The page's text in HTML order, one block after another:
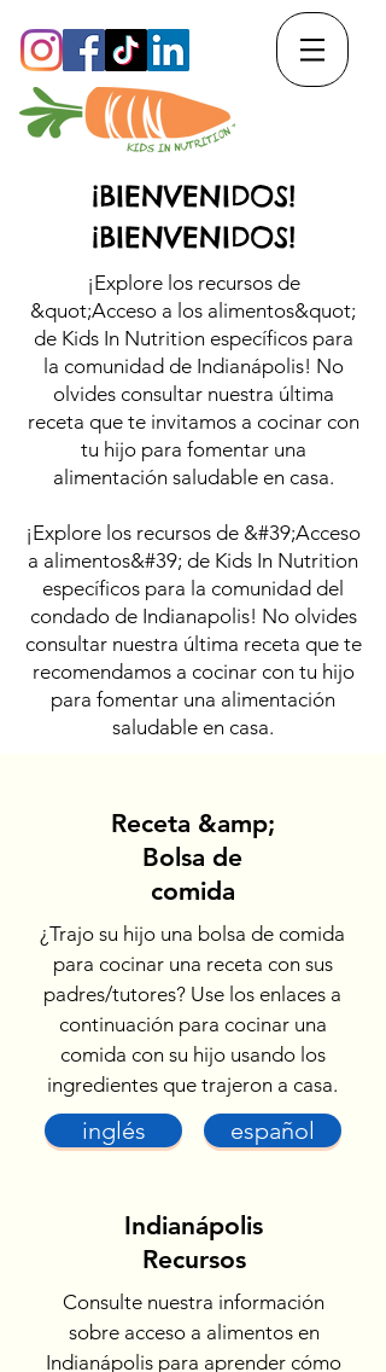
¡BIENVENIDOS!
¡BIENVENIDOS!
¡Explore los recursos de
&quot;Acceso a los alimentos&quot;
de Kids In Nutrition específicos para
la comunidad de Indianápolis! No
olvides consultar nuestra última
receta que te invitamos a cocinar con
tu hijo para fomentar una
alimentación saludable en casa.
¡Explore los recursos de &#39;Acceso
a alimentos&#39; de Kids In Nutrition
específicos para la comunidad del
condado de Indianapolis! No olvides
consultar nuestra última receta que te
recomendamos a cocinar con tu hijo
para fomentar una alimentación
saludable en casa.
Receta &amp;
Bolsa de
comida
¿Trajo su hijo una bolsa de comida
para cocinar una receta con sus
padres/tutores? Use los enlaces a
continuación para cocinar una
comida con su hijo usando los
ingredientes que trajeron a casa.
inglés español
Indianápolis
Recursos
Consulte nuestra información
sobre acceso a alimentos en
Indianápolis para aprender cómo